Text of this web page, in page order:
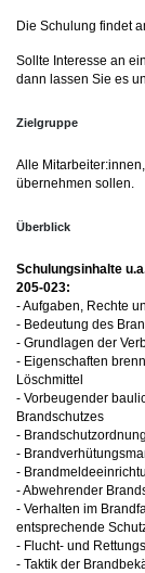
Die Schulung findet
Sollte Interesse an
dann lassen Sie es
Zielgruppe
Alle
übernehmen sollen.
Überblick
Schulungsinhalte
205-023:
- Aufgaben, Rechte
- Bedeutung des
- Grundlagen der
- Eigenschaften
Löschmittel
- Vorbeugender
Brandschutzes
-
-
-
- Abwehrender
- Verhalten im
entsprechende
- Flucht- und
- Taktik der